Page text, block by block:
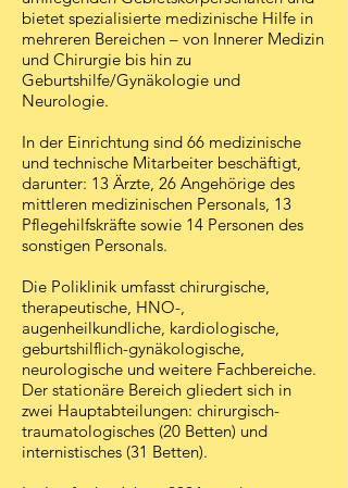
bietet spezialisierte medizinische Hilfe in
mehreren Bereichen – von Innerer Medizin
und Chirurgie bis hin zu
Geburtshilfe/Gynäkologie und
Neurologie.
In der Einrichtung sind 66 medizinische
und technische Mitarbeiter beschäftigt,
darunter: 13 Ärzte, 26 Angehörige des
mittleren medizinischen Personals, 13
Pflegehilfskräfte sowie 14 Personen des
sonstigen Personals.
Die Poliklinik umfasst chirurgische,
therapeutische, HNO-,
augenheilkundliche, kardiologische,
geburts­hilflich-gynäkologische,
neurologische und weitere Fachbereiche.
Der stationäre Bereich gliedert sich in
zwei Hauptabteilungen: chirurgisch-
traumatologisches (20 Betten) und
internistisches (31 Betten).